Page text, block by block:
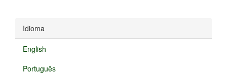
Idioma
English
Português